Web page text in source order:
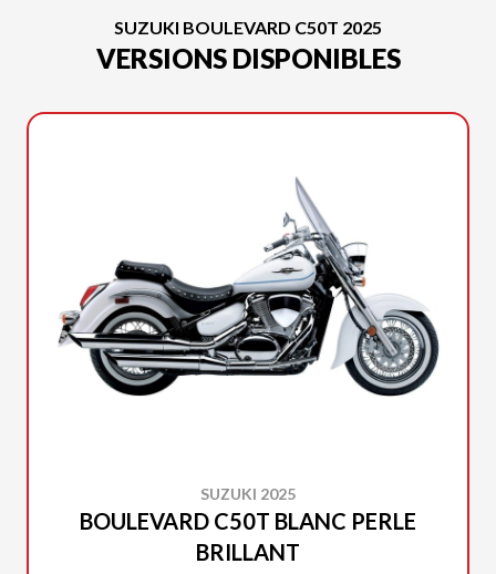
SUZUKI BOULEVARD C50T 2025
VERSIONS DISPONIBLES
SUZUKI 2025
BOULEVARD C50T BLANC PERLE
BRILLANT